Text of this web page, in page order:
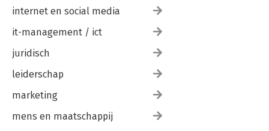
internet en social media
it-management / ict
juridisch
leiderschap
marketing
mens en maatschappij